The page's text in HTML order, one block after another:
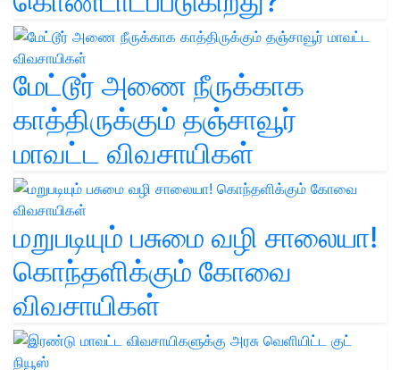
மேட்டூர் அணை நீருக்காக
காத்திருக்கும் தஞ்சாவூர்
மாவட்ட விவசாயிகள்
மறுபடியும் பசுமை வழி சாலையா!
கொந்தளிக்கும் கோவை
விவசாயிகள்